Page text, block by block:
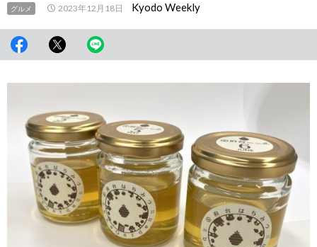
グルメ 2023年12月18日 Kyodo Weekly